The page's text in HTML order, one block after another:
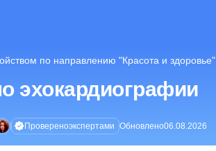
по направлению "Красота и здоровье"
эхокардиографии
Провереноэкспертами Обновлено06.08.2026